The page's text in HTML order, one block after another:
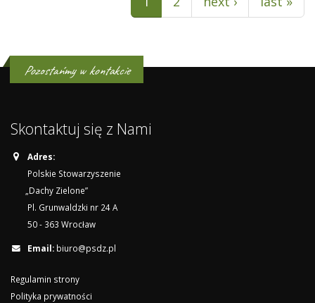
Pozostańmy w kontakcie
Skontaktuj się z Nami
Adres:
Polskie Stowarzyszenie
„Dachy Zielone”
Pl. Grunwaldzki nr 24 A
50 - 363 Wrocław
Email: biuro@psdz.pl
Regulamin strony
Polityka prywatności